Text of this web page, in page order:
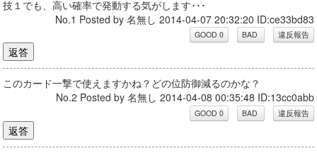
技１でも、高い確率で発動する気がします･･･
No.1 Posted by 名無し 2014-04-07 20:32:20 ID:ce33bd83
このカード一撃で使えますかね？どの位防御減るのかな？
No.2 Posted by 名無し 2014-04-08 00:35:48 ID:13cc0abb